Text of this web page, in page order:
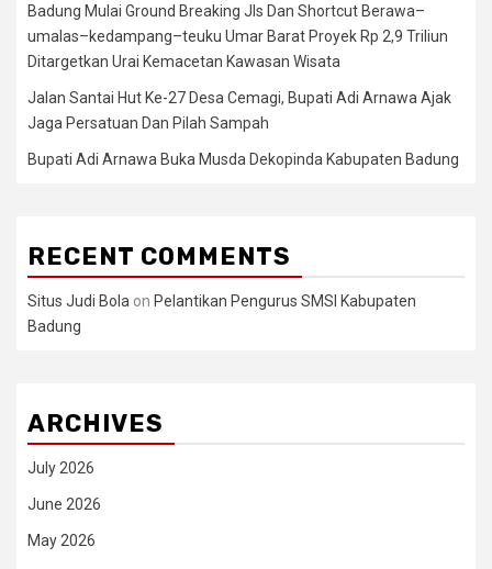
Badung Mulai Ground Breaking Jls Dan Shortcut Berawa–
umalas–kedampang–teuku Umar Barat Proyek Rp 2,9 Triliun
Ditargetkan Urai Kemacetan Kawasan Wisata
Jalan Santai Hut Ke-27 Desa Cemagi, Bupati Adi Arnawa Ajak
Jaga Persatuan Dan Pilah Sampah
Bupati Adi Arnawa Buka Musda Dekopinda Kabupaten Badung
RECENT COMMENTS
Situs Judi Bola on Pelantikan Pengurus SMSI Kabupaten
Badung
ARCHIVES
July 2026
June 2026
May 2026